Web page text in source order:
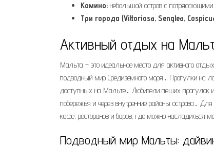
Комино: небольшой остров с
Три города (Vittoriosa, Senglea,
Активный отдых на
Мальта – это идеальное место для активного
подводный мир Средиземного моря․ Прогулки на
доступных на Мальте․ Любители пеших прогулок
побережья и через внутренние районы острова․
кафе, ресторанов и баров, где можно насладиться
Подводный мир Мальты: